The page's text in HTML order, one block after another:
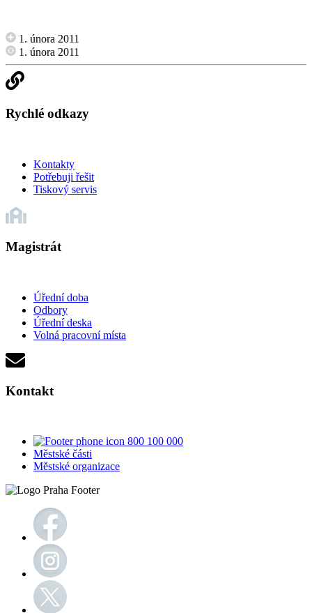
1. února 2011
1. února 2011
Rychlé odkazy
Kontakty
Potřebuji řešit
Tiskový servis
Magistrát
Úřední doba
Odbory
Úřední deska
Volná pracovní místa
Kontakt
800 100 000
Městské části
Městské organizace